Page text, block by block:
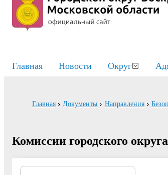
Главная Новости Округ
Главная Документы Направления
Комиссии городского